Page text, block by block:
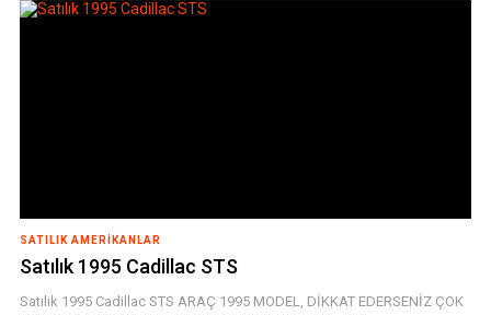
SATILIK AMERIKANLAR
Satılık 1995 Cadillac STS
Satılık 1995 Cadillac STS ARAÇ 1995 MODEL, DİKKAT EDERSENİZ ÇOK